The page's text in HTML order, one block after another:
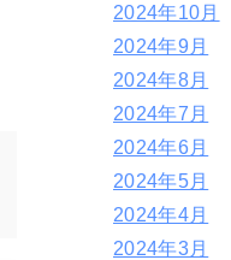
2024年10月
2024年9月
2024年8月
2024年7月
2024年6月
2024年5月
2024年4月
2024年3月